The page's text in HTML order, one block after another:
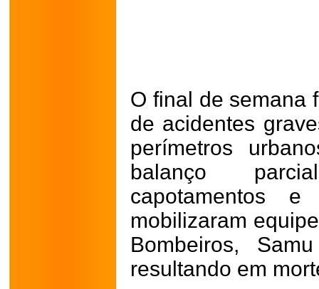
O final de semana
de acidentes
perímetros
balanço
capotamentos
mobilizaram
Bombeiros,
resultando em